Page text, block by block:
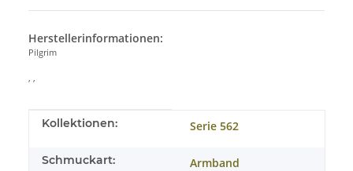
Herstellerinformationen:
Pilgrim
, ,
Produkteigenschaft
Wert
Kollektionen: Serie 562
Schmuckart: Armband